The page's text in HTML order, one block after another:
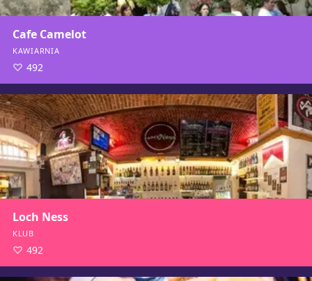
Cafe Camelot
KAWIARNIA
492
Loch Ness
KLUB
492